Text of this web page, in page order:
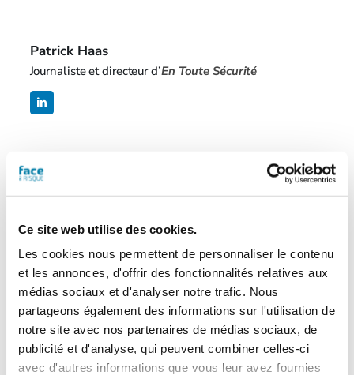
Ce site web utilise des cookies.
Les cookies nous permettent de personnaliser le contenu
et les annonces, d'offrir des fonctionnalités relatives aux
médias sociaux et d'analyser notre trafic. Nous
partageons également des informations sur l'utilisation de
notre site avec nos partenaires de médias sociaux, de
publicité et d'analyse, qui peuvent combiner celles-ci
avec d'autres informations que vous leur avez fournies
Patrick Haas
Journaliste et directeur d’En Toute Sécurité
Actualités